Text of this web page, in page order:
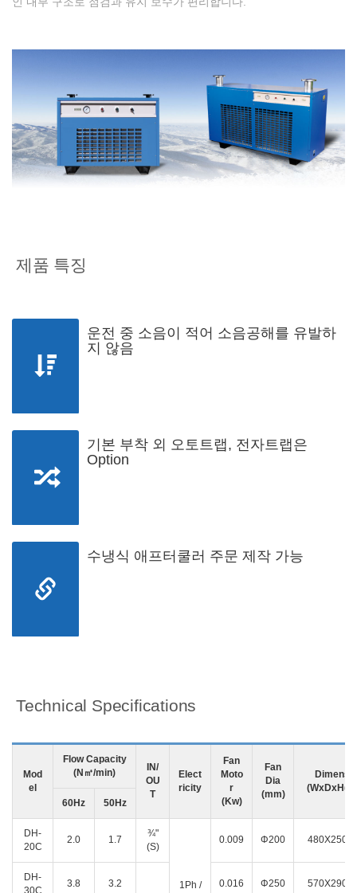
제품 특징
운전 중 소음이 적어 소음공해를 유발하
지 않음
기본 부착 외 오토트랩, 전자트랩은
Option
수냉식 애프터쿨러 주문 제작 가능
Technical Specifications
Mod
el
Flow Capacity
(N㎥/min)
IN/
OU
T
Elect
ricity
Fan
Moto
r
(Kw)
Fan
Dia
(mm)
60Hz
50Hz
DH-
20C
2.0 1.7
¾"
(S)
1Ph /
0.009 Φ200
DH-
30C
3.8
3.2
0.016 Φ250